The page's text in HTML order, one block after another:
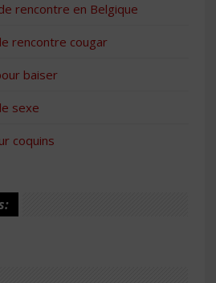
rencontre en Belgique
rencontre cougar
baiser
sexe
coquins